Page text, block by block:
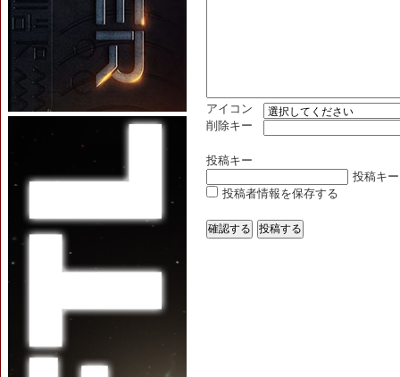
アイコン
削除キー
投稿キー
投稿キ
投稿者情報を保存する